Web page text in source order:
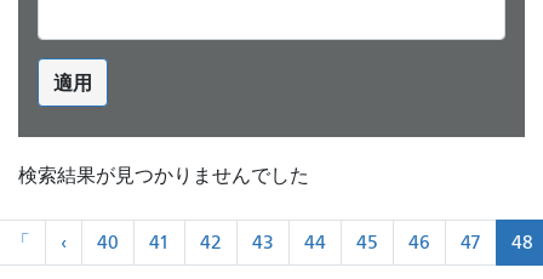
適用
検索結果が見つかりませんでした
ペ
ー
「 «
最
‹«
前
40 41 42 43 44 45 46 47 48